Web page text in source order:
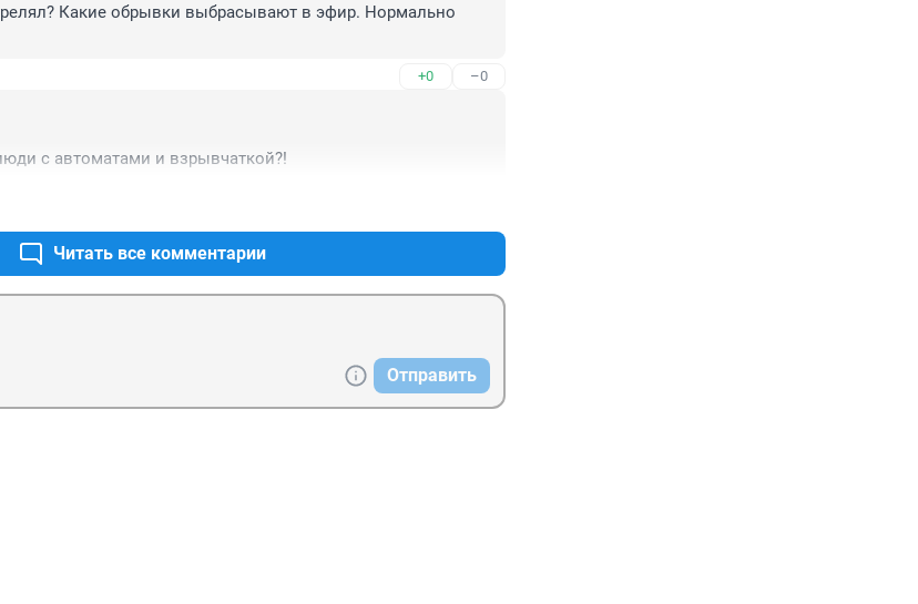
Какие обрывки выбрасывают в эфир. Нормально
+0 –0
с автоматами и взрывчаткой?!
Читать все комментарии
Отправить